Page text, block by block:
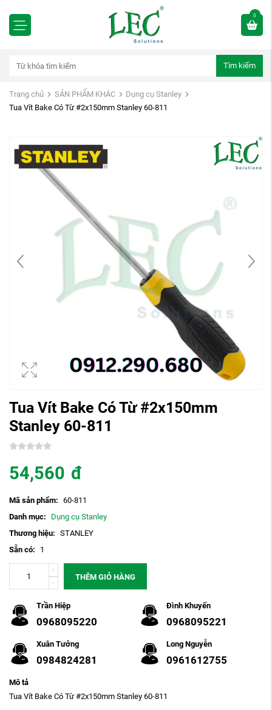
0
Tìm kiếm
Trang chủ SẢN PHẨM KHÁC
Dụng cụ Stanley
Tua Vít Bake Có Từ #2x150mm Stanley 60-811
Tua Vít Bake Có Từ #2x150mm
Stanley 60-811
54,560 đ
Mã sản phẩm: 60-811
Danh mục:
Dụng cụ Stanley
Thương hiệu: STANLEY
Sẵn có:
1
THÊM GIỎ HÀNG
Trần Hiệp
0968095220
Đình Khuyến
0968095221
Xuân Tưởng
0984824281
Long Nguyễn
0961612755
Mô tả
Tua Vít Bake Có Từ #2x150mm Stanley 60-811